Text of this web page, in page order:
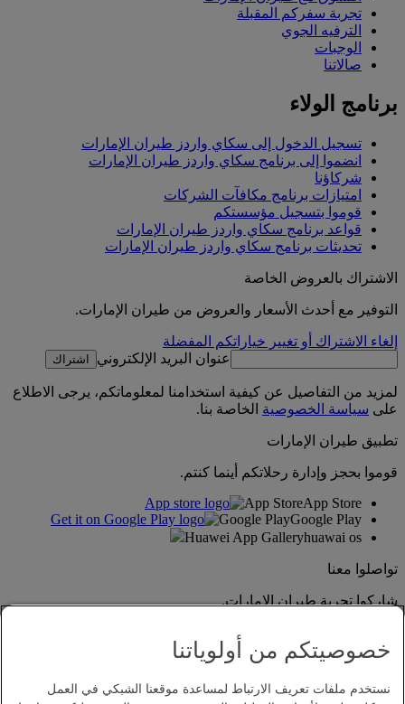
تجربة سفركم المقبلة
الترفيه الجوي
الوجبات
صالاتنا
برنامج الولاء
تسجيل الدخول إلى سكاي واردز طيران الإمارات
انضموا إلى برنامج سكاي واردز طيران الإمارات
شركاؤنا
امتيازات برنامج مكافآت الشركات
قوموا بتسجيل مؤسستكم
قواعد برنامج سكاي واردز طيران الإمارات
تحديثات برنامج سكاي واردز طيران الإمارات
الاشتراك بالعروض الخاصة
التوفير مع أحدث الأسعار والعروض من طيران الإمارات.
إلغاء الاشتراك أو تغيير خياراتكم المفضلة
عنوان البريد الإلكتروني
اشتراك
لمزيد من التفاصيل عن كيفية استخدامنا لمعلوماتكم، يرجى الاطلاع
على سياسة الخصوصية الخاصة بنا.
تطبيق طيران الإمارات
قوموا بحجز وإدارة رحلاتكم أينما كنتم.
App StoreApp Store
Google PlayGoogle Play
Huawei App Galleryhuawai os
تواصلوا معنا
شاركوا تجربة طيران الإمارات.
خصوصيتكم من أولوياتنا
نستخدم ملفات تعريف الارتباط لمساعدة موقعنا الشبكي في العمل